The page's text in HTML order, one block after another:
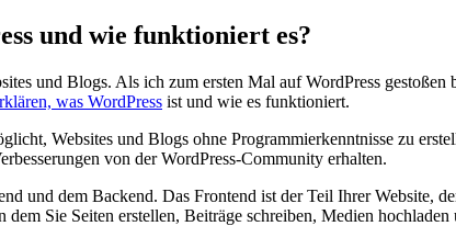
und wie funktioniert es?
und Blogs. Als ich zum ersten⁢ Mal auf WordPress
was WordPress ist und wie es funktioniert.
Websites⁤ und Blogs ohne Programmierkenntnisse⁢ zu
‌von der WordPress-Community erhalten.
und dem Backend. Das Frontend ist der Teil Ihrer Website,
Sie Seiten erstellen, Beiträge⁢ schreiben, Medien​